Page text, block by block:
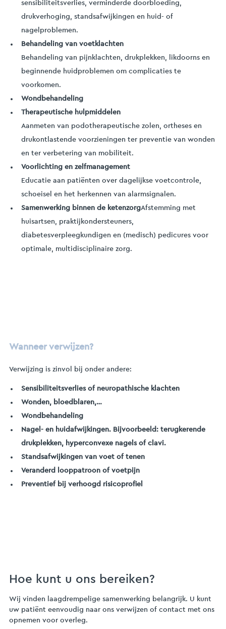
sensibiliteitsverlies, verminderde doorbloeding,
drukverhoging, standsafwijkingen en huid- of
nagelproblemen.
Behandeling van voetklachten
Behandeling van pijnklachten, drukplekken, likdoorns en
beginnende huidproblemen om complicaties te
voorkomen.
Wondbehandeling
Therapeutische hulpmiddelen
Aanmeten van podotherapeutische zolen, ortheses en
drukontlastende voorzieningen ter preventie van wonden
en ter verbetering van mobiliteit.
Voorlichting en zelfmanagement
Educatie aan patiënten over dagelijkse voetcontrole,
schoeisel en het herkennen van alarmsignalen.
Samenwerking binnen de ketenzorgAfstemming met
huisartsen, praktijkondersteuners,
diabetesverpleegkundigen en (medisch) pedicures voor
optimale, multidisciplinaire zorg.
Wanneer verwijzen?
Verwijzing is zinvol bij onder andere:
Sensibiliteitsverlies of neuropathische klachten
Wonden, bloedblaren,…
Wondbehandeling
Nagel- en huidafwijkingen. Bijvoorbeeld: terugkerende
drukplekken, hyperconvexe nagels of clavi.
Standsafwijkingen van voet of tenen
Veranderd looppatroon of voetpijn
Preventief bij verhoogd risicoprofiel
Hoe kunt u ons bereiken?
Wij vinden laagdrempelige samenwerking belangrijk. U kunt
uw patiënt eenvoudig naar ons verwijzen of contact met ons
opnemen voor overleg.